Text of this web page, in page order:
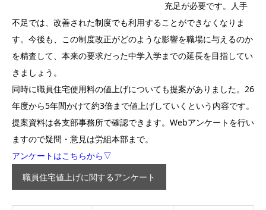
充足が必要です。人手
不足では、改善された制度でも利用することができなくなりま
す。今後も、この制度改正がどのような影響を職場に与えるのか
を精査して、本来の要求だった中学入学までの延長を目指してい
きましょう。
同時に職員住宅使用料の値上げについても提案がありました。26
年度から5年間かけて約3倍まで値上げしていくという内容です。
提案資料は各支部事務所で確認できます。Webアンケートを行い
ますので疑問・意見は労組本部まで。
アンケートはこちらから▽
職員住宅値上げに関するアンケート